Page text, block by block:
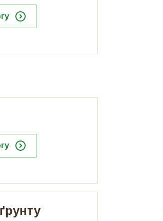
expand_circle_right
expand_circle_right